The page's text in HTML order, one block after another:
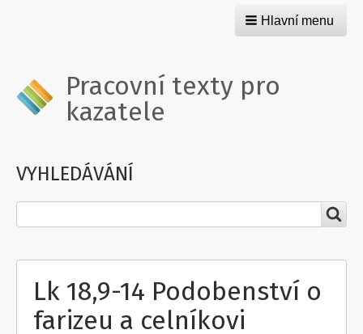
Hlavní menu
Pracovní texty pro
kazatele
VYHLEDÁVÁNÍ
Lk 18,9-14 Podobenství o
farizeu a celníkovi